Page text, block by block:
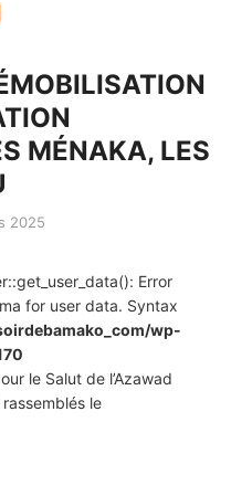
MÉNAKA, LES
2025
Error
for user data. Syntax
wp-
le Salut de l’Azawad
le